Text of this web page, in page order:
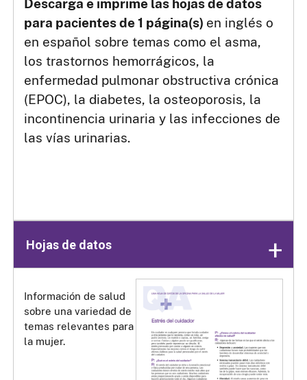
Descarga e imprime las hojas de datos
para pacientes de 1 página(s) en inglés o
en español sobre temas como el asma,
los trastornos hemorrágicos, la
enfermedad pulmonar obstructiva crónica
(EPOC), la diabetes, la osteoporosis, la
incontinencia urinaria y las infecciones de
las vías urinarias.
Hojas de datos
Información de salud
sobre una variedad de
temas relevantes para
la mujer.